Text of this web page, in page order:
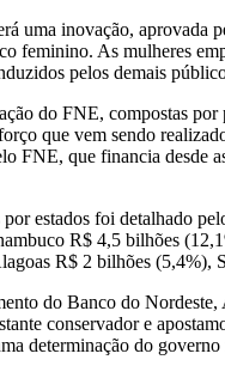
uma inovação, aprovada
feminino. As mulheres
pelos demais
do FNE, compostas
que vem sendo
FNE, que financia desde
estados foi detalhado
R$ 4,5 bilhões
R$ 2 bilhões (5,4%),
do Banco do
conservador e
determinação do